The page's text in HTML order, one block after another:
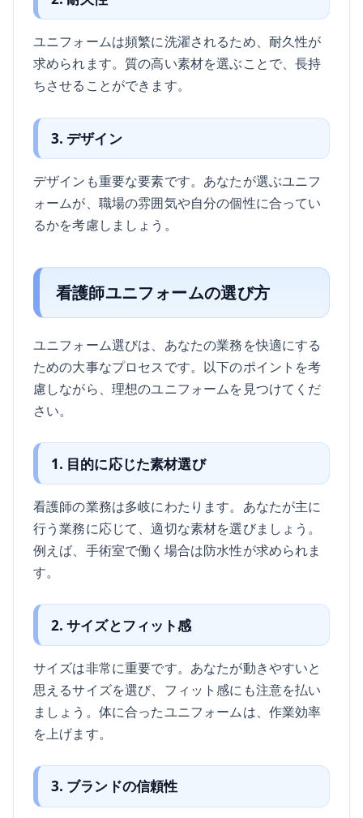
ユニフォームは頻繁に洗濯されるため、耐久性が
求められます。質の高い素材を選ぶことで、長持
ちさせることができます。
3. デザイン
デザインも重要な要素です。あなたが選ぶユニフ
ォームが、職場の雰囲気や自分の個性に合ってい
るかを考慮しましょう。
看護師ユニフォームの選び方
ユニフォーム選びは、あなたの業務を快適にする
ための大事なプロセスです。以下のポイントを考
慮しながら、理想のユニフォームを見つけてくだ
さい。
1. 目的に応じた素材選び
看護師の業務は多岐にわたります。あなたが主に
行う業務に応じて、適切な素材を選びましょう。
例えば、手術室で働く場合は防水性が求められま
す。
2. サイズとフィット感
サイズは非常に重要です。あなたが動きやすいと
思えるサイズを選び、フィット感にも注意を払い
ましょう。体に合ったユニフォームは、作業効率
を上げます。
3. ブランドの信頼性